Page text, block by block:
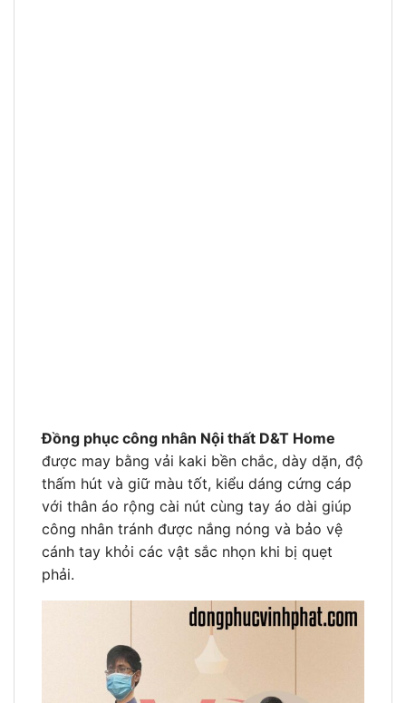
Đồng phục công nhân Nội thất D&T Home
được may bằng vải kaki bền chắc, dày dặn, độ
thấm hút và giữ màu tốt, kiểu dáng cứng cáp
với thân áo rộng cài nút cùng tay áo dài giúp
công nhân tránh được nắng nóng và bảo vệ
cánh tay khỏi các vật sắc nhọn khi bị quẹt
phải.